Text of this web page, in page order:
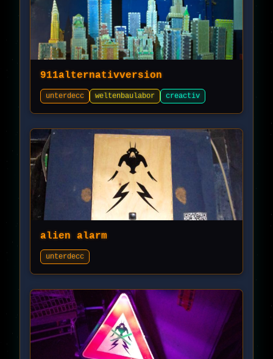
911alternativversion
unterdecc weltenbaulabor creactiv
alien alarm
unterdecc